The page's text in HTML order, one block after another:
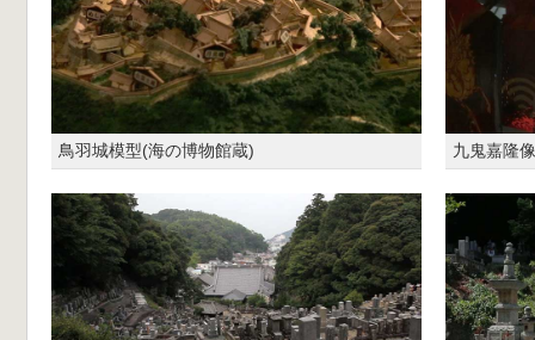
鳥羽城模型(海の博物館蔵) 九鬼嘉隆